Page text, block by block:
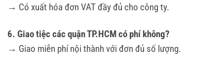
→ Có xuất hóa đơn VAT đầy đủ cho công ty.
6. Giao tiệc các quận TP.HCM có phí không?
→ Giao miễn phí nội thành với đơn đủ số lượng.